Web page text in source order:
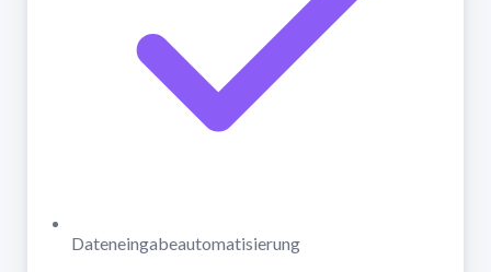
Dateneingabeautomatisierung